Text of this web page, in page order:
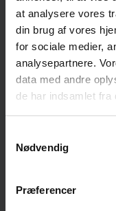
at analysere vores
din brug af vores
for sociale medier,
analysepartnere.
data med andre
de har indsamlet fra
Nødvendig
Præferencer